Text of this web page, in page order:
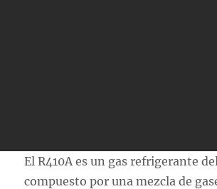
El R410A es un gas refrigerante
compuesto por una mezcla de